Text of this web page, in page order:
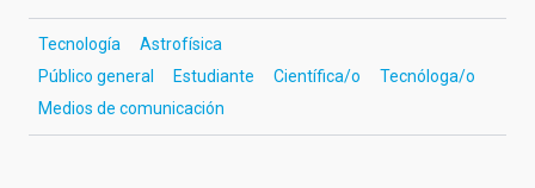
Tecnología
Astrofísica
Público general
Estudiante Científica/o
Tecnóloga/o
Medios de comunicación